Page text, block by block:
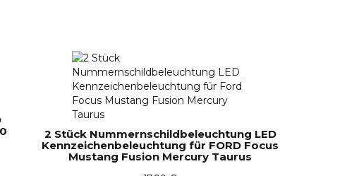
2 Stück Nummernschildbeleuchtung LED
Kennzeichenbeleuchtung für FORD Focus
Mustang Fusion Mercury Taurus